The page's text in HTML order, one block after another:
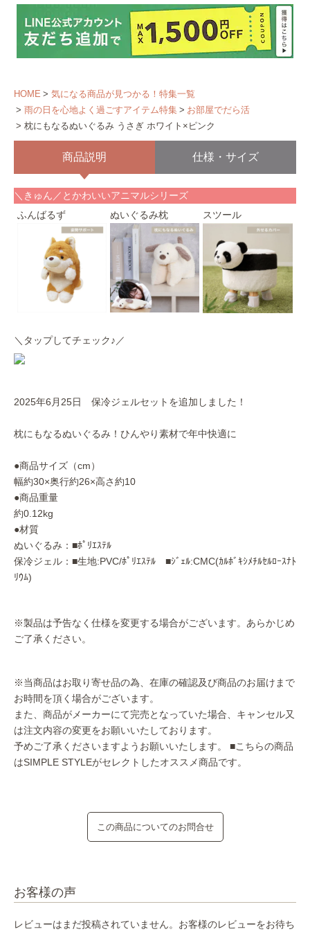
HOME
気になる商品が見つかる！特集一覧
雨の日を心地よく過ごすアイテム特集
お部屋でだら活
枕にもなるぬいぐるみ うさぎ ホワイト×ピンク
商品説明 仕様・サイズ
＼きゅん／とかわいいアニマルシリーズ
ふんばるず
ぬいぐるみ枕 スツール
＼タップしてチェック♪／
2025年6月25日 保冷ジェルセットを追加しました！
枕にもなるぬいぐるみ！ひんやり素材で年中快適に
●商品サイズ（cm）
幅約30×奥行約26×高さ約10
●商品重量
約0.12kg
●材質
ぬいぐるみ：■ﾎﾟﾘｴｽﾃﾙ
保冷ジェル：■生地:PVC/ﾎﾟﾘｴｽﾃﾙ ■ｼﾞｪﾙ:CMC(ｶﾙﾎﾞｷｼﾒﾁﾙｾﾙﾛｰｽﾅﾄ
ﾘｳﾑ)
※製品は予告なく仕様を変更する場合がございます。あらかじめ
ご了承ください。
※当商品はお取り寄せ品の為、在庫の確認及び商品のお届けまで
お時間を頂く場合がございます。
また、商品がメーカーにて完売となっていた場合、キャンセル又
は注文内容の変更をお願いいたしております。
予めご了承くださいますようお願いいたします。 ■こちらの商品
はSIMPLE STYLEがセレクトしたオススメ商品です。
この商品についてのお問合せ
お客様の声
レビューはまだ投稿されていません。お客様のレビューをお待ち